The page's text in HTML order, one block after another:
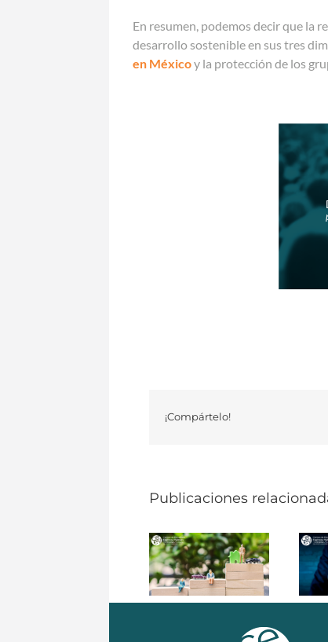
En resumen, podemos decir que la
desarrollo sostenible en sus tres
en Méxicoy la protección de los
¡Compártelo!
Publicaciones